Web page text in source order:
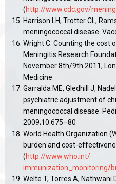
(http://www.cdc.gov/
Harrison LH, Trotter CL,
meningococcal disease.
Wright C. Counting the cost
Meningitis Research
November 8th/9th 2011,
Medicine
Garralda ME, Gledhill J,
psychiatric adjustment of
meningococcal disease.
2009;10:675–80
World Health Organization
burden and cost-
(http://www.who.int/
immunization_monitoring/
Welte T, Torres A, Nathwani